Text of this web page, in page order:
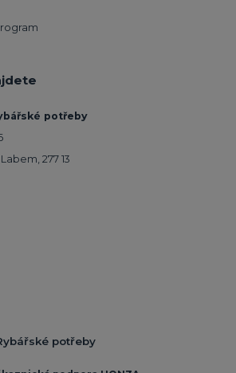
potřeby
277 13
potřeby